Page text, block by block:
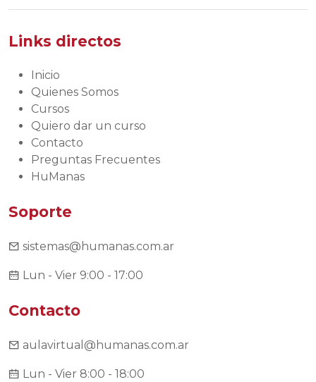
Links directos
Inicio
Quienes Somos
Cursos
Quiero dar un curso
Contacto
Preguntas Frecuentes
HuManas
Soporte
sistemas@humanas.com.ar
Lun - Vier 9:00 - 17:00
Contacto
aulavirtual@humanas.com.ar
Lun - Vier 8:00 - 18:00